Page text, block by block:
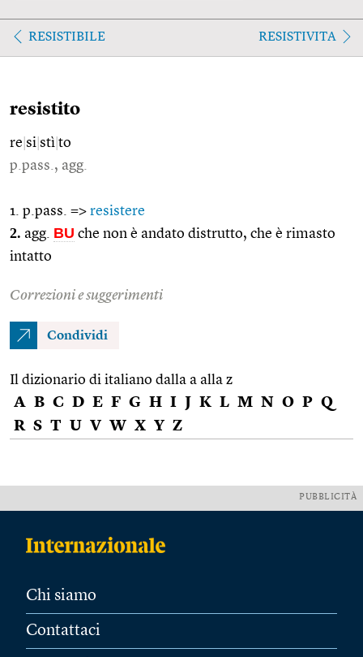
RESISTIBILE RESISTIVITA
resistito
re si stì to
p.pass., agg.
1. p.pass. => resistere
2. agg. BU che non è andato distrutto, che è rimasto
intatto
Correzioni e suggerimenti
Condividi
Il dizionario di italiano dalla a alla z
A B C D E F G H I J K L M N O P Q
R S T U V W X Y Z
PUBBLICITÀ
Chi siamo
Contattaci